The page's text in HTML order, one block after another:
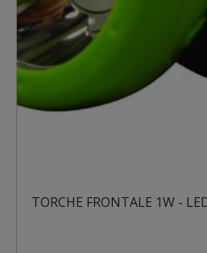
TORCHE FRONTALE 1W - LED